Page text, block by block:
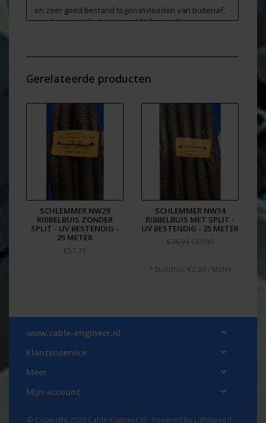
en zeer goed bestand tegen invloeden van buitenaf,
zeer hoge stootbelasting en UV-Bestendig
Dit materiaal is geschikt om te gebruiken bij
dit materiaal ligt ver boven 250°C
Kwaliteitsproduct voor industrieel gebruik uit
Duitsland!
Voldoet aan de eisen van: RoHS en REACH
Levering vanuit voorraad in Nederland - binnen 1
Delfingen/Schlemmer product nummer: 1926229 /
EAN: 4232592088890
Gerelateerde producten
SCHLEMMER NW29
RIBBELBUIS ZONDER
SPLIT - UV BESTENDIG -
25 METER
€57,71
SCHLEMMER NW34
RIBBELBUIS MET SPLIT -
UV BESTENDIG - 25 METER
€76,99 €69,99
* Stukprijs: €2,80 / Meter
www.cable-engineer.nl
Klantenservice
Meer
Mijn account
© Copyright 2026 Cable-Engineer.nl - Powered by Lightspeed